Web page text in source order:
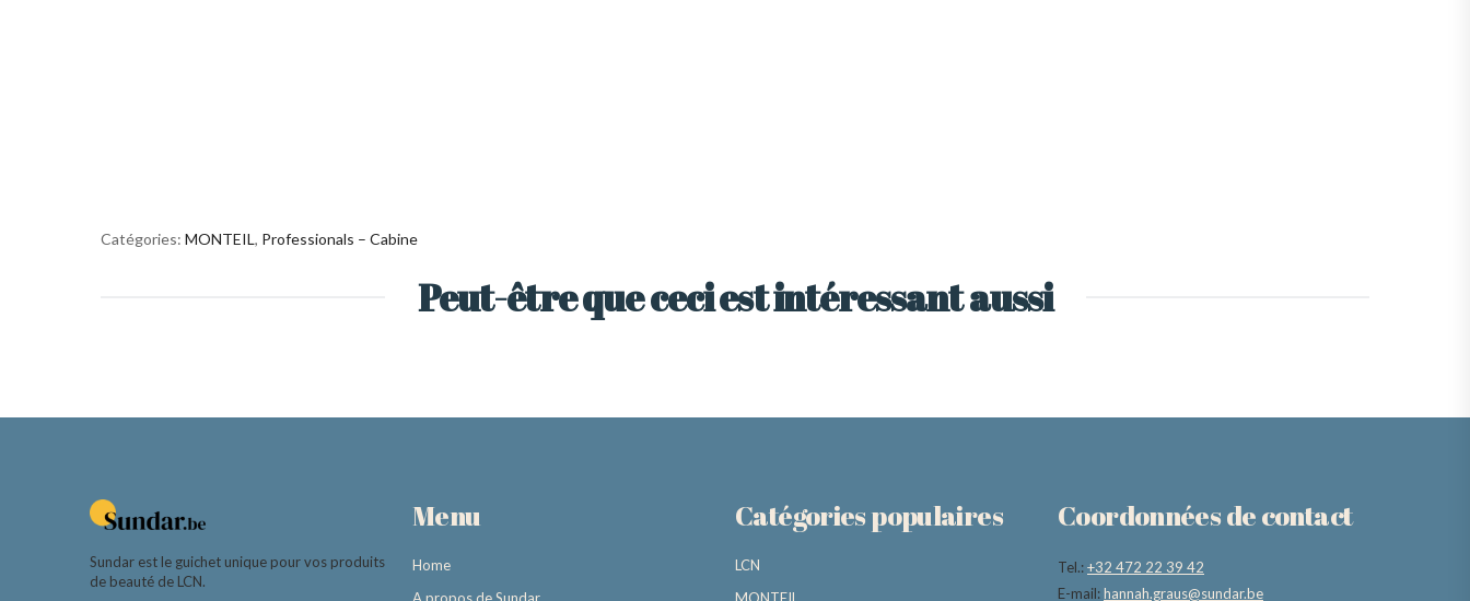
Catégories: MONTEIL, Professionals – Cabine
Peut-être que ceci est intéressant aussi
Sundar est le guichet unique pour vos produits
de beauté de LCN.
Menu
Home
Catégories populaires
LCN
Coordonnées de contact
Tel.:+32 472 22 39 42
E-mail:hannah.graus@sundar.be